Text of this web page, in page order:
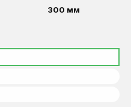
300 мм